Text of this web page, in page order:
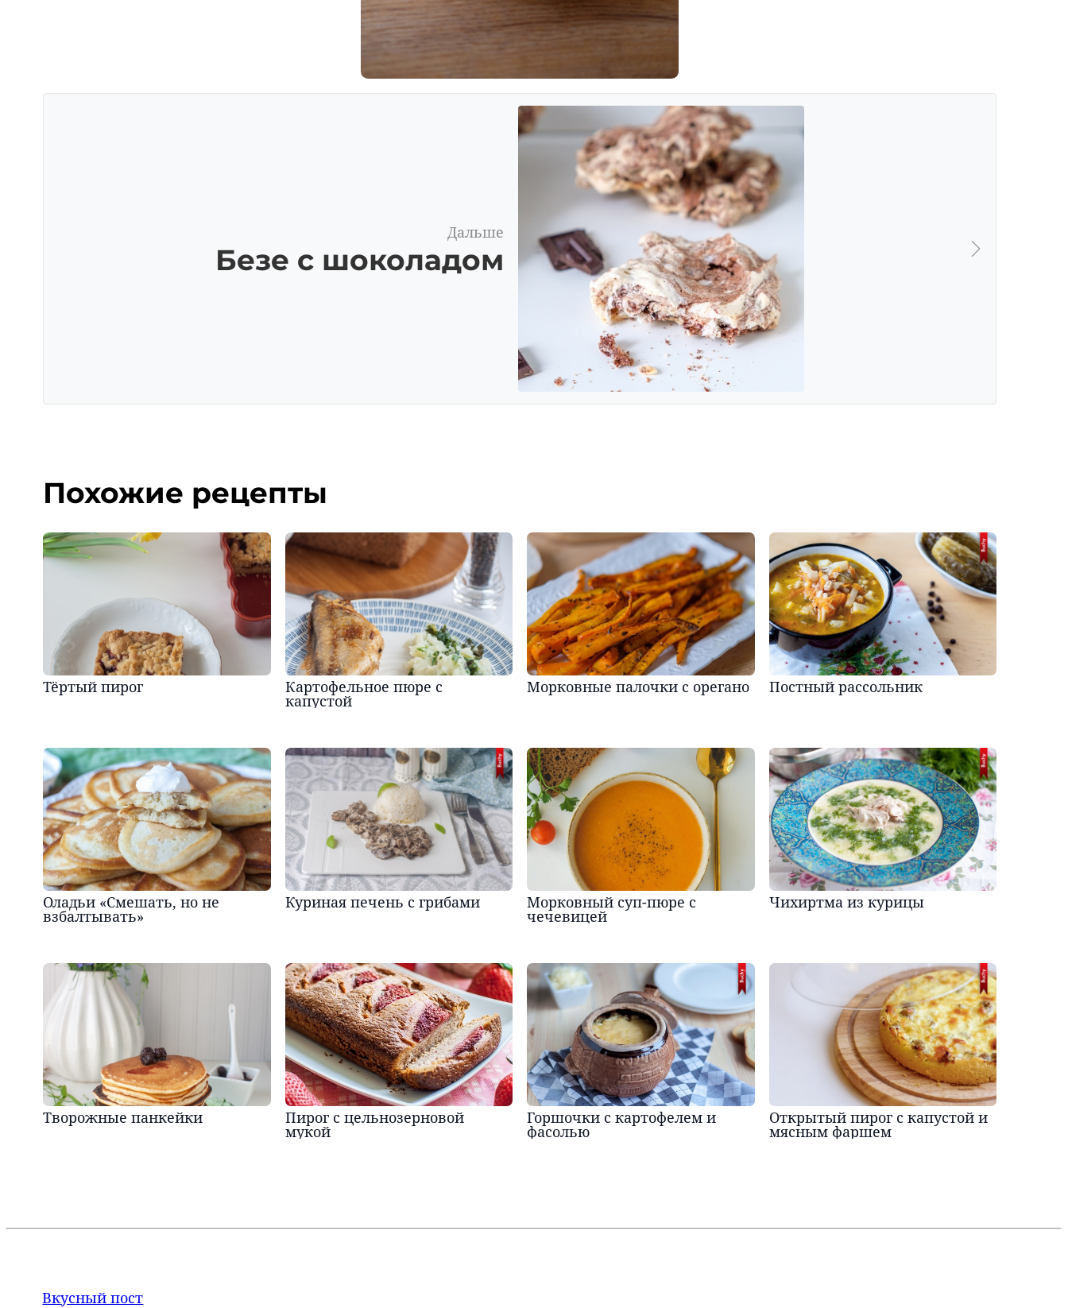
Дальше
Безе с шоколадом
Похожие рецепты
Тёртый пирог Картофельное пюре с
капустой
Морковные палочки с орегано Постный рассольник
Оладьи «Смешать, но не
взбалтывать»
Куриная печень с грибами Морковный суп-пюре с
чечевицей
Чихиртма из курицы
Творожные панкейки Пирог с цельнозерновой
мукой
Горшочки с картофелем и
фасолью
Открытый пирог с капустой и
мясным фаршем
Вкусный пост